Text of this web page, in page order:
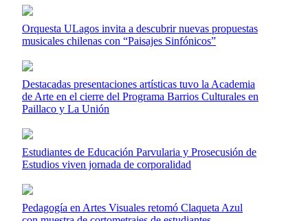
Orquesta ULagos invita a descubrir nuevas propuestas
musicales chilenas con “Paisajes Sinfónicos”
Destacadas presentaciones artísticas tuvo la Academia
de Arte en el cierre del Programa Barrios Culturales en
Paillaco y La Unión
Estudiantes de Educación Parvularia y Prosecusión de
Estudios viven jornada de corporalidad
Pedagogía en Artes Visuales retomó Claqueta Azul